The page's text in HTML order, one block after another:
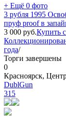
+ Ещё 0 фото
3 рубля 1995
пруф proof в
3 000 руб.Купить
года/
Торги завершены
0
Красноярск,
DublGun
315